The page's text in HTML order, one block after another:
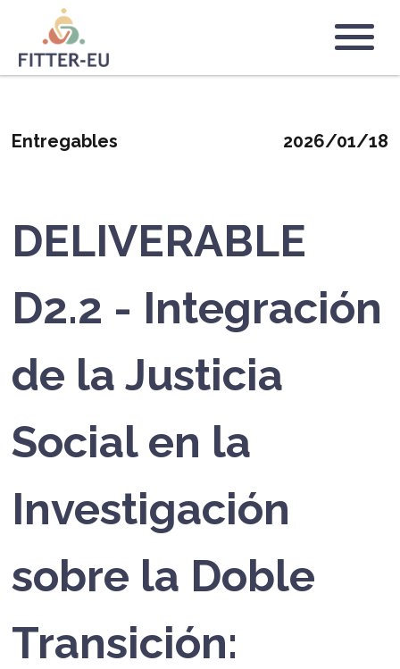
contenido
principal
Logo
Entregables 2026/01/18
DELIVERABLE
D2.2 - Integración
de la Justicia
Social en la
Investigación
sobre la Doble
Transición: